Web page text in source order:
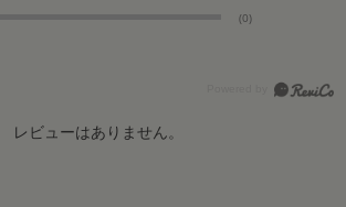
(0)
レビューはありません。